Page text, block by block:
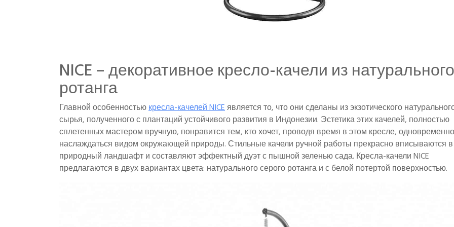
NICE – декоративное кресло-качели из натурального
ротанга
Главной особенностьюкресла-качелей NICEявляется то, что они сделаны из экзотического
сырья, полученного с плантаций устойчивого развития в Индонезии. Эстетика этих качелей, полностью
сплетенных мастером вручную, понравится тем, кто хочет, проводя время в этом кресле, одновременно
наслаждаться видом окружающей природы. Стильные качели ручной работы прекрасно вписываются в
природный ландшафт и составляют эффектный дуэт с пышной зеленью сада. Кресла-качели NICE
предлагаются в двух вариантах цвета: натурального серого ротанга и с белой потертой поверхностью.